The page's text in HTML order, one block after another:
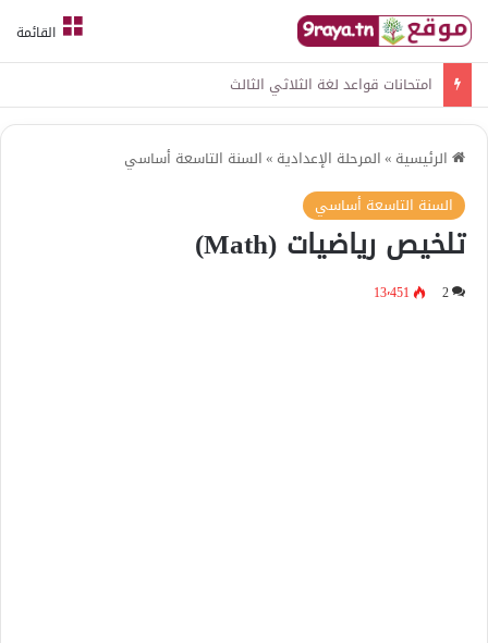
القائمة
امتحانات قواعد لغة الثلاثي الثالث
الرئيسية »المرحلة الإعدادية »السنة التاسعة أساسي
السنة التاسعة أساسي
تلخيص رياضيات (Math)
2 13٬451